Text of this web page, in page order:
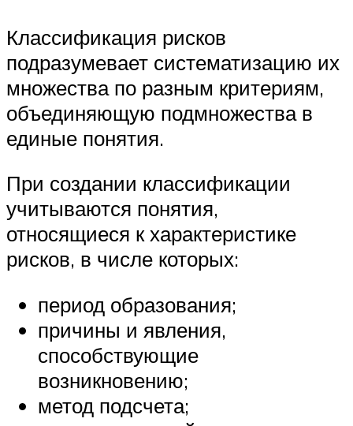
Классификация рисков
подразумевает систематизацию их
множества по разным критериям,
объединяющую подмножества в
единые понятия.
При создании классификации
учитываются понятия,
относящиеся к характеристике
рисков, в числе которых:
период образования;
причины и явления,
способствующие
возникновению;
метод подсчета;